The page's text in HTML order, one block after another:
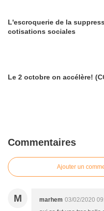
L'escroquerie de la
cotisations sociales
Le 2 octobre on accélère!
Commentaires
Ajouter un
M marhem 03/02/2020